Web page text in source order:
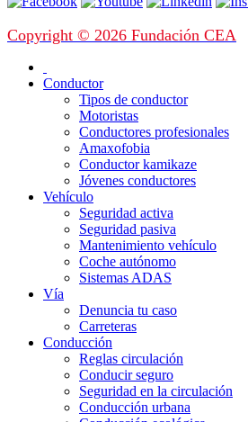
Copyright © 2026 Fundación CEA
Conductor
Tipos de conductor
Motoristas
Conductores profesionales
Amaxofobia
Conductor kamikaze
Jóvenes conductores
Vehículo
Seguridad activa
Seguridad pasiva
Mantenimiento vehículo
Coche autónomo
Sistemas ADAS
Vía
Denuncia tu caso
Carreteras
Conducción
Reglas circulación
Conducir seguro
Seguridad en la circulación
Conducción urbana